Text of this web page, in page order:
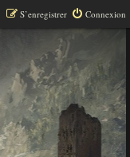
Connexion
S’enregistrer